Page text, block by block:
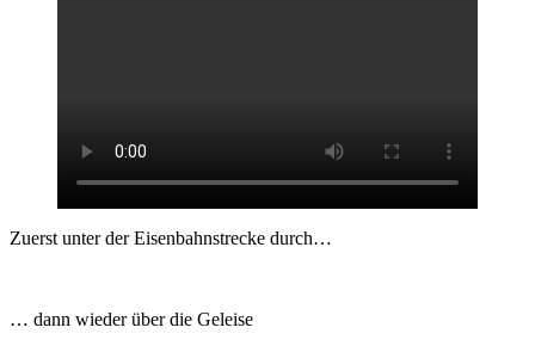
Zuerst unter der Eisenbahnstrecke durch…
… dann wieder über die Geleise